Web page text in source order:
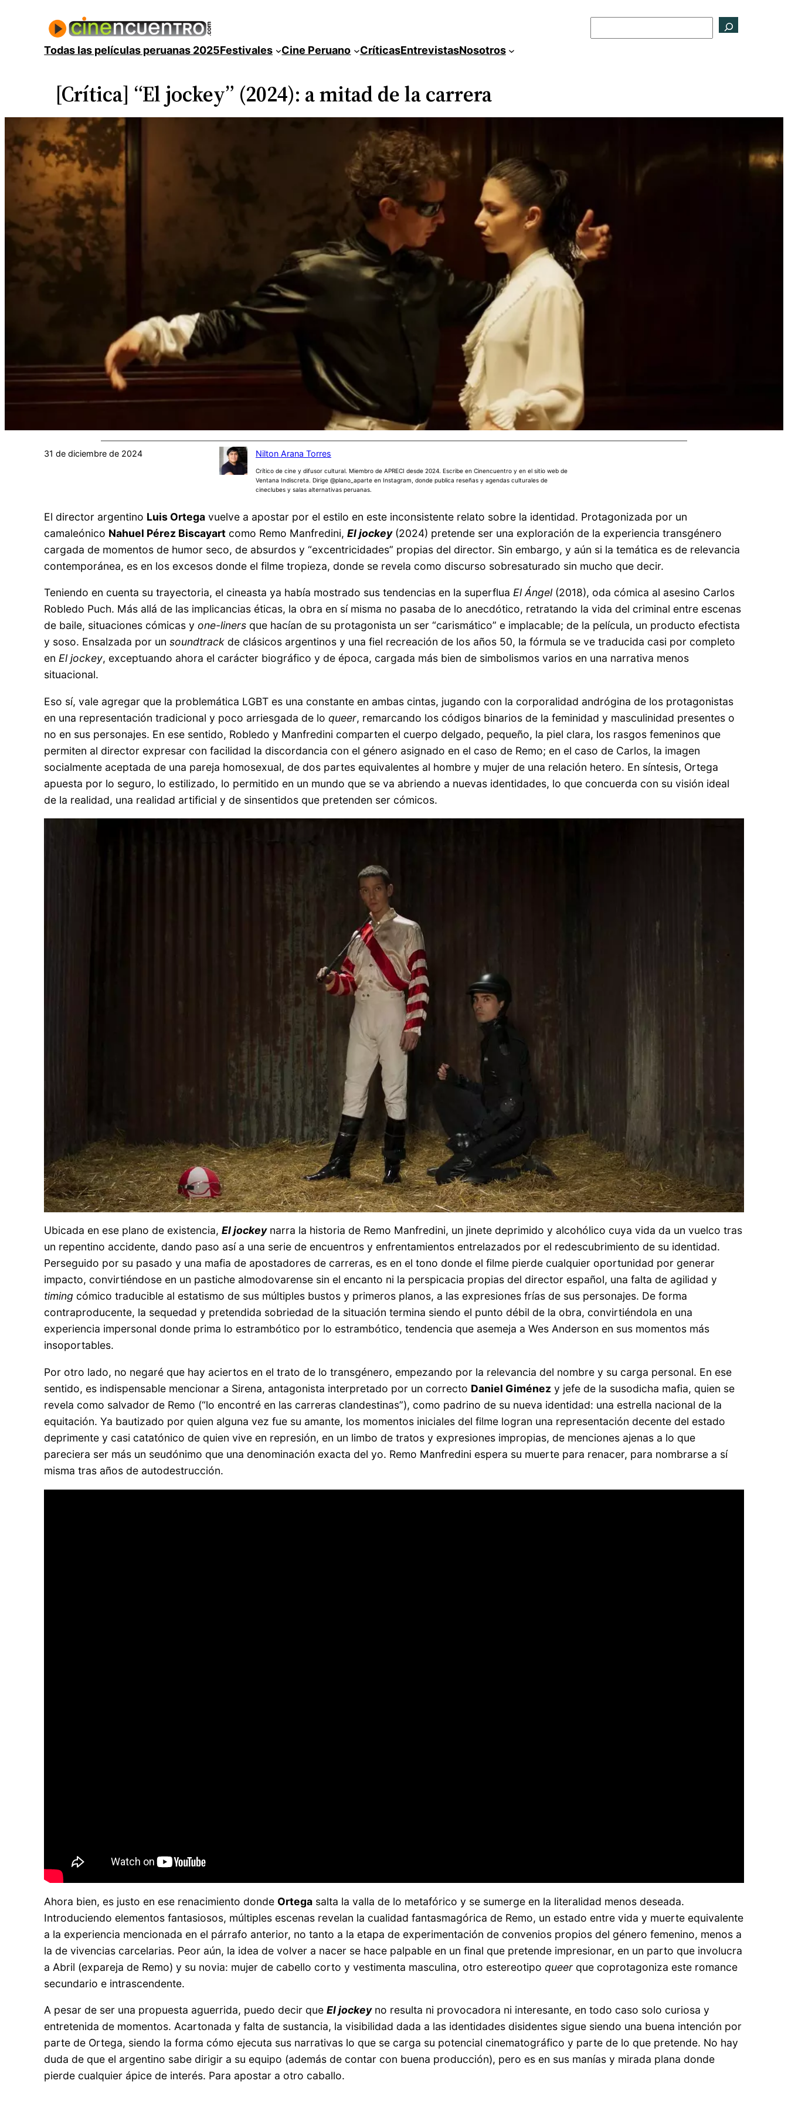
contenidoTodas las películas peruanas 2025Festivales Cine Peruano CríticasEntrevistasNosotros
[Crítica] “El jockey” (2024): a mitad de la carrera
31 de diciembre de 2024 Nilton Arana Torres
Crítico de cine y difusor cultural. Miembro de APRECI desde 2024. Escribe en Cinencuentro y en el sitio web de
Ventana Indiscreta. Dirige @plano_aparte en Instagram, donde publica reseñas y agendas culturales de
cineclubes y salas alternativas peruanas.
El director argentino Luis Ortega vuelve a apostar por el estilo en este inconsistente relato sobre la identidad. Protagonizada por un
camaleónico Nahuel Pérez Biscayart como Remo Manfredini,El jockey(2024) pretende ser una exploración de la experiencia transgénero
cargada de momentos de humor seco, de absurdos y “excentricidades” propias del director. Sin embargo, y aún si la temática es de relevancia
contemporánea, es en los excesos donde el filme tropieza, donde se revela como discurso sobresaturado sin mucho que decir.
Teniendo en cuenta su trayectoria, el cineasta ya había mostrado sus tendencias en la superfluaEl Ángel (2018), oda cómica al asesino Carlos
Robledo Puch. Más allá de las implicancias éticas, la obra en sí misma no pasaba de lo anecdótico, retratando la vida del criminal entre escenas
de baile, situaciones cómicas yone-liners que hacían de su protagonista un ser “carismático” e implacable; de la película, un producto efectista
y soso. Ensalzada por unsoundtrack de clásicos argentinos y una fiel recreación de los años 50, la fórmula se ve traducida casi por completo
enEl jockey, exceptuando ahora el carácter biográfico y de época, cargada más bien de simbolismos varios en una narrativa menos
situacional.
Eso sí, vale agregar que la problemática LGBT es una constante en ambas cintas, jugando con la corporalidad andrógina de los protagonistas
en una representación tradicional y poco arriesgada de loqueer, remarcando los códigos binarios de la feminidad y masculinidad presentes o
no en sus personajes. En ese sentido, Robledo y Manfredini comparten el cuerpo delgado, pequeño, la piel clara, los rasgos femeninos que
permiten al director expresar con facilidad la discordancia con el género asignado en el caso de Remo; en el caso de Carlos, la imagen
socialmente aceptada de una pareja homosexual, de dos partes equivalentes al hombre y mujer de una relación hetero. En síntesis, Ortega
apuesta por lo seguro, lo estilizado, lo permitido en un mundo que se va abriendo a nuevas identidades, lo que concuerda con su visión ideal
de la realidad, una realidad artificial y de sinsentidos que pretenden ser cómicos.
Ubicada en ese plano de existencia,El jockeynarra la historia de Remo Manfredini, un jinete deprimido y alcohólico cuya vida da un vuelco tras
un repentino accidente, dando paso así a una serie de encuentros y enfrentamientos entrelazados por el redescubrimiento de su identidad.
Perseguido por su pasado y una mafia de apostadores de carreras, es en el tono donde el filme pierde cualquier oportunidad por generar
impacto, convirtiéndose en un pastiche almodovarense sin el encanto ni la perspicacia propias del director español, una falta de agilidad y
timing cómico traducible al estatismo de sus múltiples bustos y primeros planos, a las expresiones frías de sus personajes. De forma
contraproducente, la sequedad y pretendida sobriedad de la situación termina siendo el punto débil de la obra, convirtiéndola en una
experiencia impersonal donde prima lo estrambótico por lo estrambótico, tendencia que asemeja a Wes Anderson en sus momentos más
insoportables.
Por otro lado, no negaré que hay aciertos en el trato de lo transgénero, empezando por la relevancia del nombre y su carga personal. En ese
sentido, es indispensable mencionar a Sirena, antagonista interpretado por un correcto Daniel Giménez y jefe de la susodicha mafia, quien se
revela como salvador de Remo (“lo encontré en las carreras clandestinas”), como padrino de su nueva identidad: una estrella nacional de la
equitación. Ya bautizado por quien alguna vez fue su amante, los momentos iniciales del filme logran una representación decente del estado
deprimente y casi catatónico de quien vive en represión, en un limbo de tratos y expresiones impropias, de menciones ajenas a lo que
pareciera ser más un seudónimo que una denominación exacta del yo. Remo Manfredini espera su muerte para renacer, para nombrarse a sí
misma tras años de autodestrucción.
Ahora bien, es justo en ese renacimiento donde Ortega salta la valla de lo metafórico y se sumerge en la literalidad menos deseada.
Introduciendo elementos fantasiosos, múltiples escenas revelan la cualidad fantasmagórica de Remo, un estado entre vida y muerte equivalente
a la experiencia mencionada en el párrafo anterior, no tanto a la etapa de experimentación de convenios propios del género femenino, menos a
la de vivencias carcelarias. Peor aún, la idea de volver a nacer se hace palpable en un final que pretende impresionar, en un parto que involucra
a Abril (expareja de Remo) y su novia: mujer de cabello corto y vestimenta masculina, otro estereotipoqueer que coprotagoniza este romance
secundario e intrascendente.
A pesar de ser una propuesta aguerrida, puedo decir queEl jockeyno resulta ni provocadora ni interesante, en todo caso solo curiosa y
entretenida de momentos. Acartonada y falta de sustancia, la visibilidad dada a las identidades disidentes sigue siendo una buena intención por
parte de Ortega, siendo la forma cómo ejecuta sus narrativas lo que se carga su potencial cinematográfico y parte de lo que pretende. No hay
duda de que el argentino sabe dirigir a su equipo (además de contar con buena producción), pero es en sus manías y mirada plana donde
pierde cualquier ápice de interés. Para apostar a otro caballo.